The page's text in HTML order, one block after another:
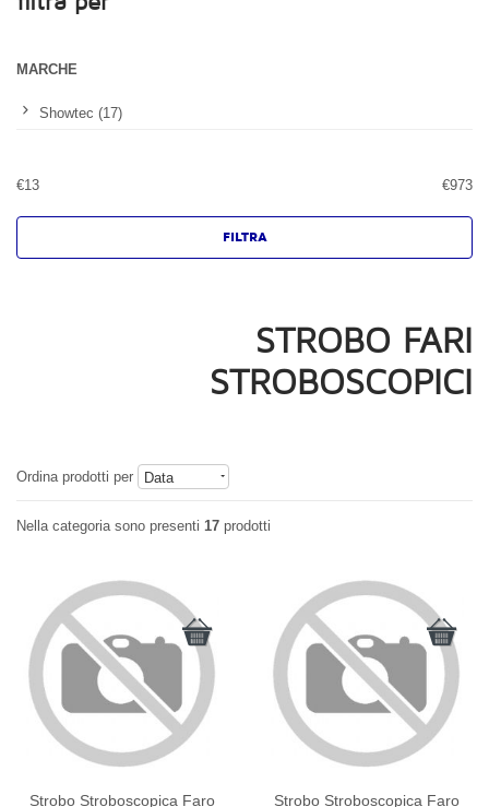
MARCHE
Showtec (17)
€13 €973
STROBO FARI
STROBOSCOPICI
Ordina prodotti per Data
Nella categoria sono presenti 17 prodotti
Strobo Stroboscopica Faro
Strobo Stroboscopica Faro